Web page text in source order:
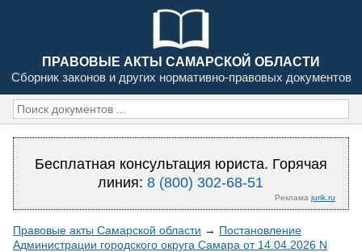
ПРАВОВЫЕ АКТЫ САМАРСКОЙ ОБЛАСТИ
Сборник законов и других нормативно-правовых документов
Бесплатная консультация юриста. Горячая
линия:8 (800) 302-68-51
Реклама jurik.ru
Правовые акты Самарской области → Постановление
Администрации городского округа Самара от 14.04.2026 N